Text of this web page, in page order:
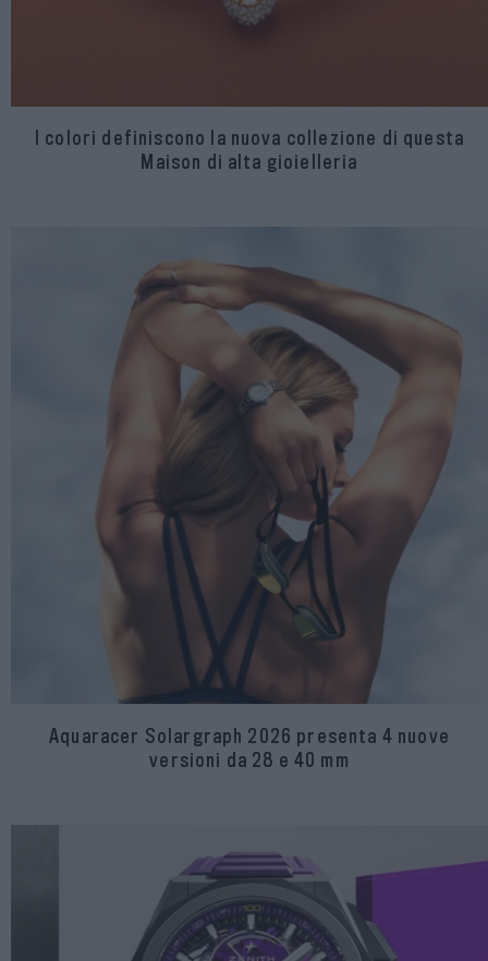
I colori definiscono la nuova collezione di questa
Maison di alta gioielleria
Aquaracer Solargraph 2026 presenta 4 nuove
versioni da 28 e 40 mm